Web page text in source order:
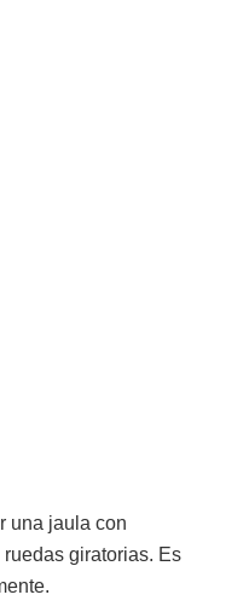
una jaula con
giratorias. Es